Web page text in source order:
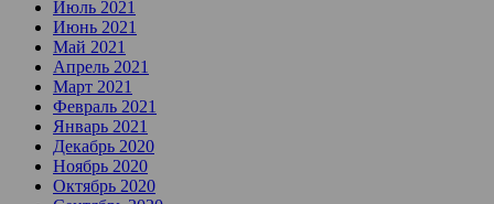
Июль 2021
Июнь 2021
Май 2021
Апрель 2021
Март 2021
Февраль 2021
Январь 2021
Декабрь 2020
Ноябрь 2020
Октябрь 2020